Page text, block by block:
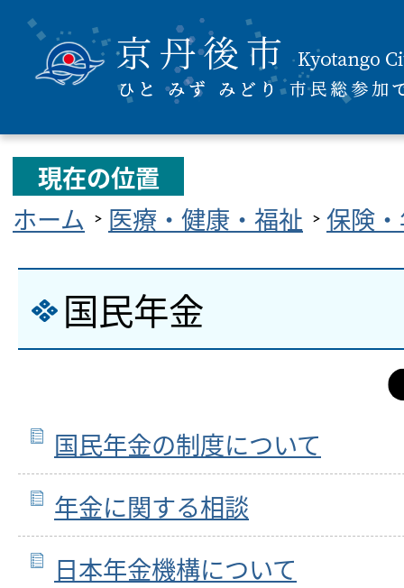
現在の位置
ホーム
医療・健康・福祉 保険
国民年金
国民年金の制度について
年金に関する相談
日本年金機構について